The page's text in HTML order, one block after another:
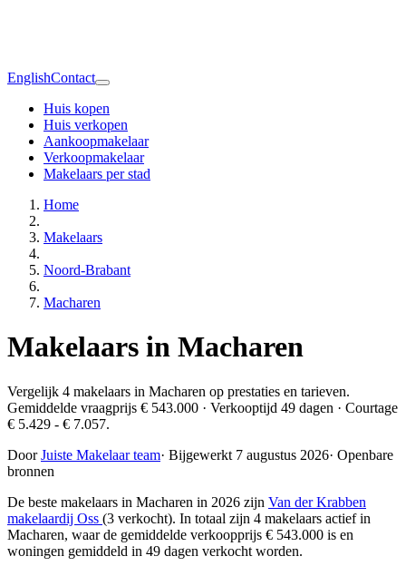
EnglishContact
Huis kopen
Huis verkopen
Aankoopmakelaar
Verkoopmakelaar
Makelaars per stad
Home
Makelaars
Noord-Brabant
Macharen
Makelaars in Macharen
Vergelijk 4 makelaars in Macharen op prestaties en tarieven.
Gemiddelde vraagprijs € 543.000 · Verkooptijd 49 dagen · Courtage
€ 5.429 - € 7.057.
DoorJuiste Makelaar team· Bijgewerkt 7 augustus 2026· Openbare
bronnen
De beste makelaars in Macharen in 2026 zijn Van der Krabben
makelaardij Oss (3 verkocht). In totaal zijn 4 makelaars actief in
Macharen, waar de gemiddelde verkoopprijs € 543.000 is en
woningen gemiddeld in 49 dagen verkocht worden.